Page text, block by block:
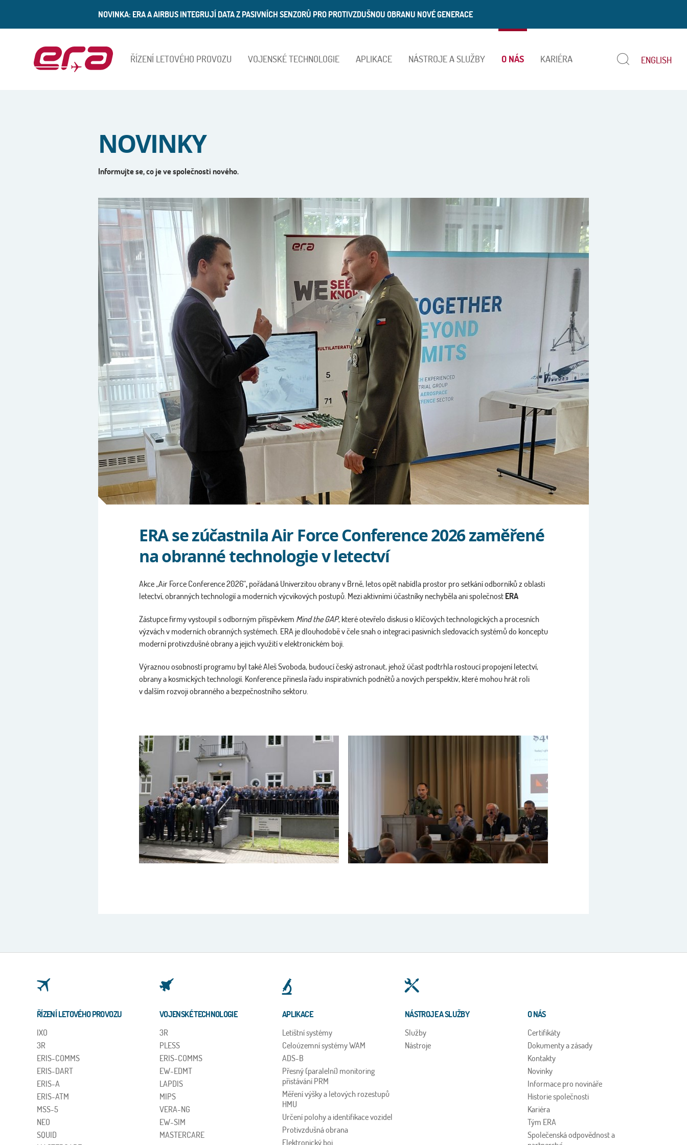
NOVINKA: ERA A AIRBUS INTEGRUJÍ DATA Z PASIVNÍCH SENZORŮ PRO PROTIVZDUŠNOU OBRANU NOVÉ GENERACE
ŘÍZENÍ LETOVÉHO PROVOZU VOJENSKÉ TECHNOLOGIE APLIKACE NÁSTROJE A SLUŽBY O NÁS KARIÉRA ENGLISH
NOVINKY
Informujte se, co je ve společnosti nového.
ERA se zúčastnila Air Force Conference 2026 zaměřené
na obranné technologie v letectví
Akce „Air Force Conference 2026“, pořádaná Univerzitou obrany v Brně, letos opět nabídla prostor pro setkání odborníků z oblasti
letectví, obranných technologií a moderních výcvikových postupů. Mezi aktivními účastníky nechyběla ani společnost ERA
Zástupce firmy vystoupil s odborným příspěvkem Mind the GAP, které otevřelo diskusi o klíčových technologických a procesních
výzvách v moderních obranných systémech. ERA je dlouhodobě v čele snah o integraci pasivních sledovacích systémů do konceptu
moderní protivzdušné obrany a jejich využití v elektronickém boji.
Výraznou osobností programu byl takéAleš Svoboda, budoucí český astronaut, jehož účast podtrhla rostoucí propojení letectví,
obrany a kosmických technologií. Konference přinesla řadu inspirativních podnětů a nových perspektiv, které mohou hrát roli
v dalším rozvoji obranného a bezpečnostního sektoru.
ŘÍZENÍ LETOVÉHO PROVOZU
IXO
3R
ERIS-COMMS
ERIS-DART
ERIS-A
ERIS-ATM
MSS-5
NEO
SQUID
VOJENSKÉ TECHNOLOGIE
3R
PLESS
ERIS-COMMS
EW-EDMT
LAPDIS
MIPS
VERA-NG
EW-SIM
MASTERCARE
APLIKACE
Letištní systémy
Celoúzemní systémy WAM
ADS-B
Přesný (paralelní) monitoring
přistávání PRM
Měření výšky a letových rozestupů
HMU
Určení polohy a identifikace vozidel
Protivzdušná obrana
Elektronický boj
NÁSTROJE A SLUŽBY
Služby
Nástroje
O NÁS
Certifikáty
Dokumenty a zásady
Kontakty
Novinky
Informace pro novináře
Historie společnosti
Kariéra
Tým ERA
Společenská odpovědnost a